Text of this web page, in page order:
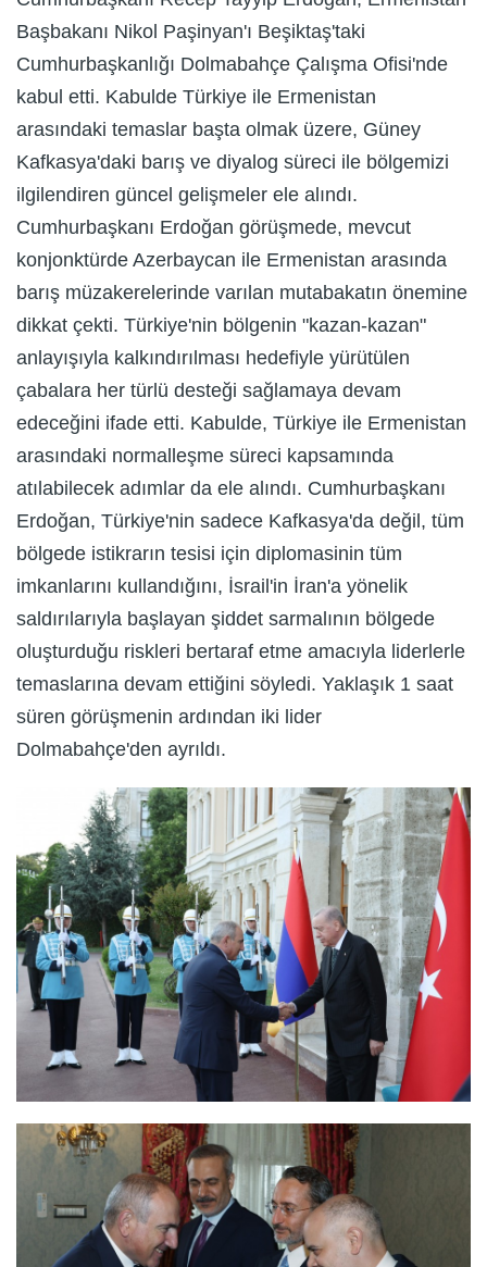
Başbakanı Nikol Paşinyan'ı Beşiktaş'taki
Cumhurbaşkanlığı Dolmabahçe Çalışma Ofisi'nde
kabul etti. Kabulde Türkiye ile Ermenistan
arasındaki temaslar başta olmak üzere, Güney
Kafkasya'daki barış ve diyalog süreci ile bölgemizi
ilgilendiren güncel gelişmeler ele alındı.
Cumhurbaşkanı Erdoğan görüşmede, mevcut
konjonktürde Azerbaycan ile Ermenistan arasında
barış müzakerelerinde varılan mutabakatın önemine
dikkat çekti. Türkiye'nin bölgenin "kazan-kazan"
anlayışıyla kalkındırılması hedefiyle yürütülen
çabalara her türlü desteği sağlamaya devam
edeceğini ifade etti. Kabulde, Türkiye ile Ermenistan
arasındaki normalleşme süreci kapsamında
atılabilecek adımlar da ele alındı. Cumhurbaşkanı
Erdoğan, Türkiye'nin sadece Kafkasya'da değil, tüm
bölgede istikrarın tesisi için diplomasinin tüm
imkanlarını kullandığını, İsrail'in İran'a yönelik
saldırılarıyla başlayan şiddet sarmalının bölgede
oluşturduğu riskleri bertaraf etme amacıyla liderlerle
temaslarına devam ettiğini söyledi. Yaklaşık 1 saat
süren görüşmenin ardından iki lider
Dolmabahçe'den ayrıldı.